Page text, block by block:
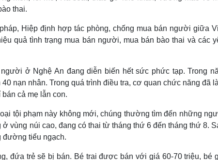
thai.
Hiệp định hợp tác phòng, chống mua bán người giữa
quả tình trạng mua bán người, mua bán bào thai và các
ở Nghệ An đang diễn biến hết sức phức tạp. Trong
nạn nhân. Trong quá trình điều tra, cơ quan chức năng đã
cả mẹ lẫn con.
tội phạm này không mới, chúng thường tìm đến những
vùng núi cao, đang có thai từ tháng thứ 6 đến tháng thứ 8.
đường tiểu ngạch.
đứa trẻ sẽ bị bán. Bé trai được bán với giá 60-70 triệu, bé